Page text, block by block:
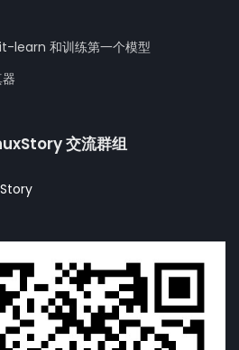
learn 和训练第一个模型
交流群组